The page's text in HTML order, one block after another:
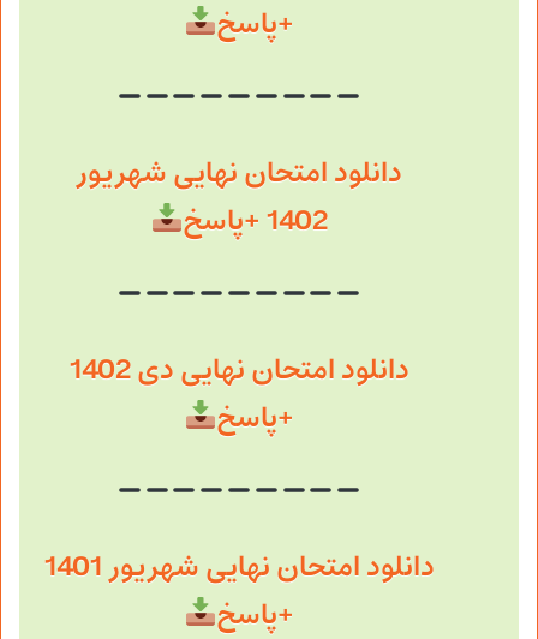
+پاسخ
دانلود امتحان نهایی شهریور
1402 +پاسخ
دانلود امتحان نهایی دی 1402
+پاسخ
دانلود امتحان نهایی شهریور 1401
+پاسخ